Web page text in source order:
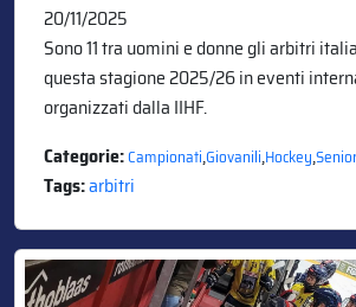
20/11/2025
Sono 11 tra uomini e donne gli arbitri
questa stagione 2025/26 in eventi
organizzati dalla IIHF.
Categorie:Campionati,Giovanili,Hockey,Senior
Tags:arbitri